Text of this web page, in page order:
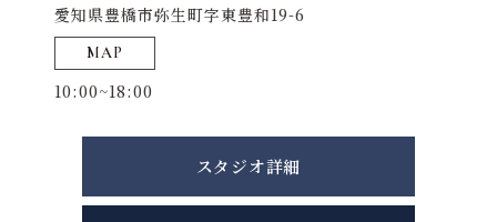
愛知県豊橋市弥生町字東豊和19-6
MAP
10:00~18:00
スタジオ詳細